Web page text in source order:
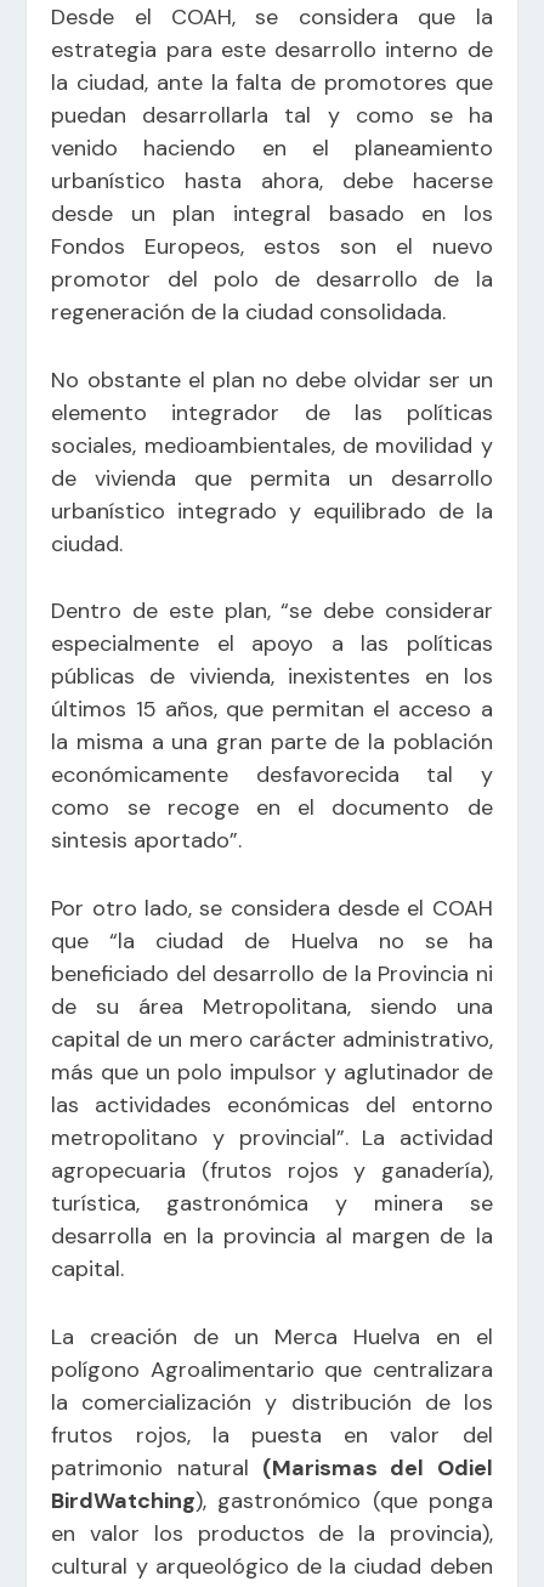
Desde el COAH, se considera que la
estrategia para este desarrollo interno de
la ciudad, ante la falta de promotores que
puedan desarrollarla tal y como se ha
venido haciendo en el planeamiento
urbanístico hasta ahora, debe hacerse
desde un plan integral basado en los
Fondos Europeos, estos son el nuevo
promotor del polo de desarrollo de la
regeneración de la ciudad consolidada.
No obstante el plan no debe olvidar ser un
elemento integrador de las políticas
sociales, medioambientales, de movilidad y
de vivienda que permita un desarrollo
urbanístico integrado y equilibrado de la
ciudad.
Dentro de este plan, “se debe considerar
especialmente el apoyo a las políticas
públicas de vivienda, inexistentes en los
últimos 15 años, que permitan el acceso a
la misma a una gran parte de la población
económicamente desfavorecida tal y
como se recoge en el documento de
sintesis aportado”.
Por otro lado, se considera desde el COAH
que “la ciudad de Huelva no se ha
beneficiado del desarrollo de la Provincia ni
de su área Metropolitana, siendo una
capital de un mero carácter administrativo,
más que un polo impulsor y aglutinador de
las actividades económicas del entorno
metropolitano y provincial”. La actividad
agropecuaria (frutos rojos y ganadería),
turística, gastronómica y minera se
desarrolla en la provincia al margen de la
capital.
La creación de un Merca Huelva en el
polígono Agroalimentario que centralizara
la comercialización y distribución de los
frutos rojos, la puesta en valor del
patrimonio natural (Marismas del Odiel
BirdWatching), gastronómico (que ponga
en valor los productos de la provincia),
cultural y arqueológico de la ciudad deben